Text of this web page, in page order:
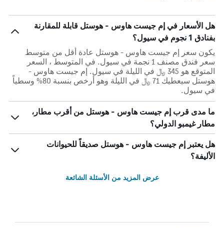
هل الأسعار في إم جيست هاوس - هوستل قابلة للمقارنة
بفنادق 1 نجوم في سيول؟
يكون سعر إم جيست هاوس - هوستل عادة أقل من متوسط ​​
سعر فندق مصنف 1 نجمة في سيول. في المتوسط ، السعر
المتوقع هو 345 ﷼ في الليلة في سيول. إم جيست هاوس -
هوستل سيعطيك 71 ﷼ في الليلة وهو أرخص بنسبة 80% وسطياً
في سيول.
ما مدى قرب إم جيست هاوس - هوستل من أقرب مطار،
مطار غيمبو الدولي؟
هل يعتبر إم جيست هاوس - هوستل صديقاً للحيوانات
الأليفة؟
عرض المزيد من الأسئلة الشائعة